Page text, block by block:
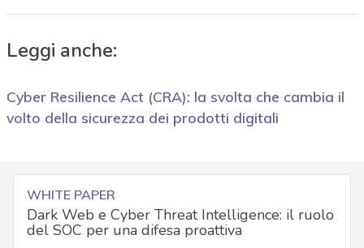
Leggi anche:
Cyber Resilience Act (CRA): la svolta che cambia il
volto della sicurezza dei prodotti digitali
WHITE PAPER
Dark Web e Cyber Threat Intelligence: il ruolo
del SOC per una difesa proattiva